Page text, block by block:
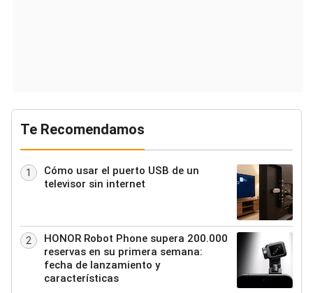
Te Recomendamos
1
Cómo usar el puerto USB de un
televisor sin internet
2
HONOR Robot Phone supera 200.000
reservas en su primera semana:
fecha de lanzamiento y
características